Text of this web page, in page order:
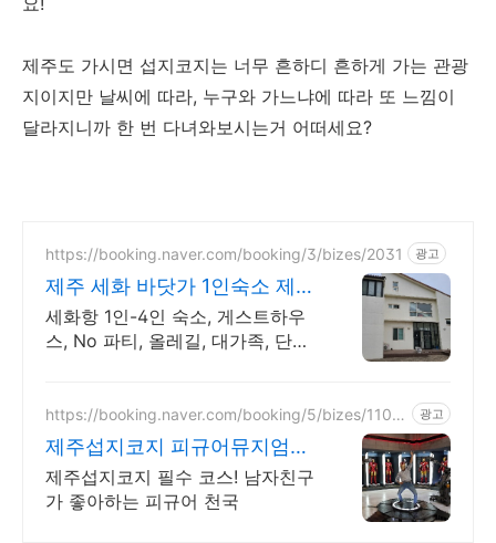
제주도 가시면 섭지코지는 너무 흔하디 흔하게 가는 관광
지이지만 날씨에 따라, 누구와 가느냐에 따라 또 느낌이
달라지니까 한 번 다녀와보시는거 어떠세요?
https://booking.naver.com/booking/3/bizes/2031 광고
제주 세화 바닷가 1인숙소 제주
도 구좌읍 가족 단체펜션
세화항 1인-4인 숙소, 게스트하우
스, No 파티, 올레길, 대가족, 단체
21코스
https://booking.naver.com/booking/5/bizes/1109
광고
제주섭지코지 피규어뮤지엄제
주 제주도 아이들과 가볼만한
곳
제주섭지코지 필수 코스! 남자친구
가 좋아하는 피규어 천국